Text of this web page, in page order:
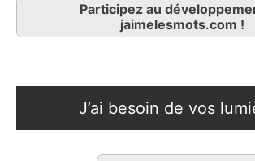
Participez au
jaimelesmots.com !
J’ai besoin de vos